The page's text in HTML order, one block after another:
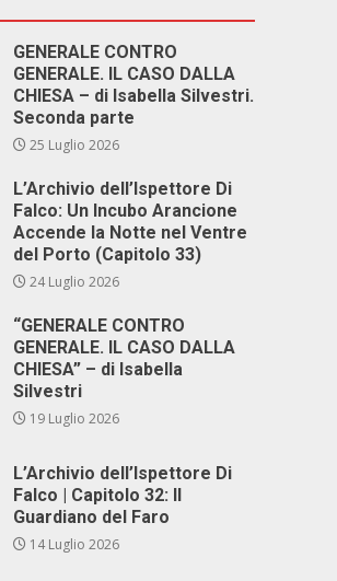
GENERALE CONTRO
GENERALE. IL CASO DALLA
CHIESA – di Isabella Silvestri.
Seconda parte
25 Luglio 2026
L’Archivio dell’Ispettore Di
Falco: Un Incubo Arancione
Accende la Notte nel Ventre
del Porto (Capitolo 33)
24 Luglio 2026
“GENERALE CONTRO
GENERALE. IL CASO DALLA
CHIESA” – di Isabella
Silvestri
19 Luglio 2026
L’Archivio dell’Ispettore Di
Falco | Capitolo 32: Il
Guardiano del Faro
14 Luglio 2026